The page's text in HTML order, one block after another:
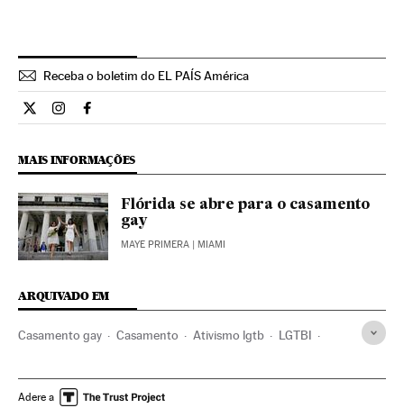
Receba o boletim do EL PAÍS América
Internacional El País Brasil en Twitter
Internacional El País Brasil en Instagram
Internacional El País Brasil en Facebook
MAIS INFORMAÇÕES
Flórida se abre para o casamento
gay
MAYE PRIMERA | MIAMI
ARQUIVADO EM
Casamento gay Casamento Ativismo lgtb LGTBI
Estados Unidos Direitos humanos
Adere a